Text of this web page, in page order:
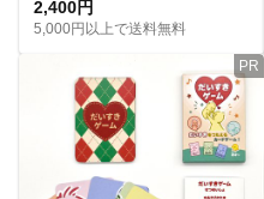
2,400円
5,000円以上で送料無料
PR